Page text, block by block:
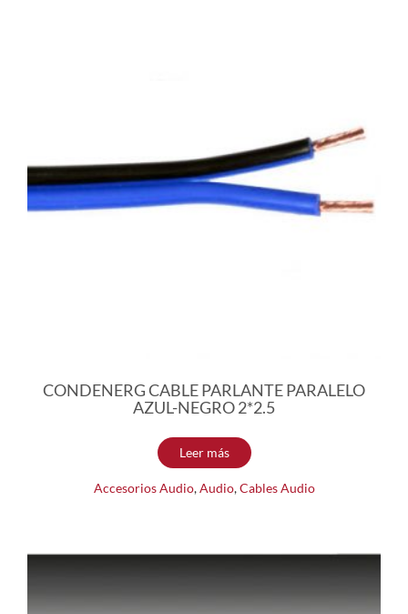
CONDENERG CABLE PARLANTE PARALELO
AZUL-NEGRO 2*2.5
Leer más
Accesorios Audio,Audio,Cables Audio